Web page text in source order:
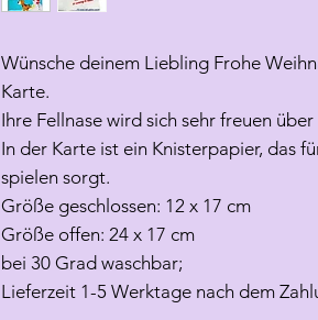
Wünsche deinem Liebling Frohe
Karte.
Ihre Fellnase wird sich sehr freuen über
In der Karte ist ein Knisterpapier, das
spielen sorgt.
Größe geschlossen: 12 x 17 cm
Größe offen: 24 x 17 cm
bei 30 Grad waschbar;
Lieferzeit 1-5 Werktage nach dem